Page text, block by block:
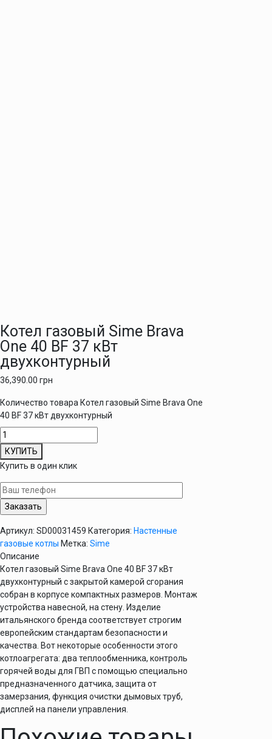
Котел газовый Sime Brava
One 40 BF 37 кВт
двухконтурный
36,390.00 грн
Количество товара Котел газовый Sime Brava One
40 BF 37 кВт двухконтурный
КУПИТЬ
Купить в один клик
Артикул: SD00031459 Категория: Настенные
газовые котлы Метка: Sime
Описание
Котел газовый Sime Brava One 40 BF 37 кВт
двухконтурный с закрытой камерой сгорания
собран в корпусе компактных размеров. Монтаж
устройства навесной, на стену. Изделие
итальянского бренда соответствует строгим
европейским стандартам безопасности и
качества. Вот некоторые особенности этого
котлоагрегата: два теплообменника, контроль
горячей воды для ГВП с помощью специально
предназначенного датчика, защита от
замерзания, функция очистки дымовых труб,
дисплей на панели управления.